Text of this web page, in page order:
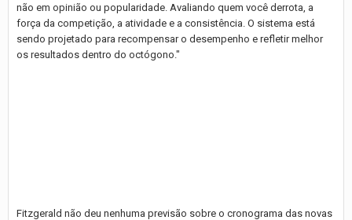
não em opinião ou popularidade. Avaliando quem você derrota, a
força da competição, a atividade e a consistência. O sistema está
sendo projetado para recompensar o desempenho e refletir melhor
os resultados dentro do octógono."
Fitzgerald não deu nenhuma previsão sobre o cronograma das novas